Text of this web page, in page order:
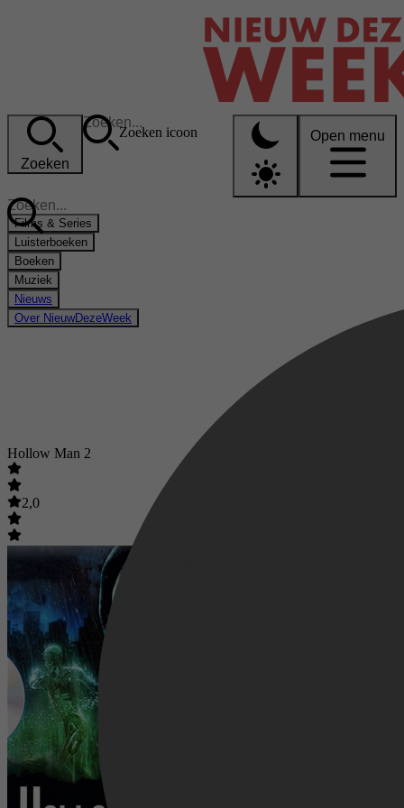
Zoeken
Zoeken icoon Open menu
Films & Series
Luisterboeken
Boeken
Muziek
Nieuws
Over NieuwDezeWeek
Hollow Man 2
2,0